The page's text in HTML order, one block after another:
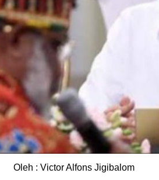
Oleh : Victor Alfons Jigibalom